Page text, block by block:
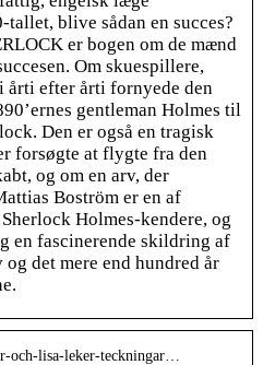
blive sådan en succes?
er bogen om de mænd
Om skuespillere,
årti efter årti fornyede den
gentleman Holmes til
Den er også en tragisk
forsøgte at flygte fra den
og om en arv, der
Boström er en af
Holmes-kendere, og
en fascinerende skildring af
det mere end hundred år
och-lisa-leker-teckningar…